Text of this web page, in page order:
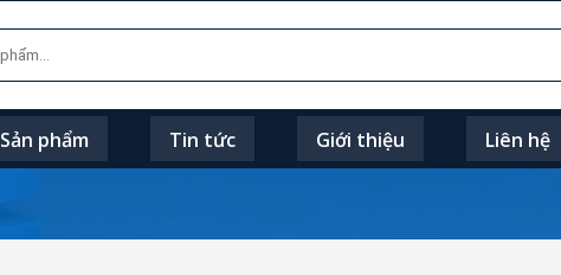
Sản phẩm Tin tức Giới thiệu Liên hệ